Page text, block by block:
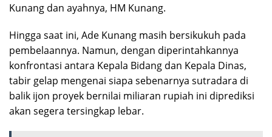
Kunang dan ayahnya, HM Kunang.
Hingga saat ini, Ade Kunang masih bersikukuh pada
pembelaannya. Namun, dengan diperintahkannya
konfrontasi antara Kepala Bidang dan Kepala Dinas,
tabir gelap mengenai siapa sebenarnya sutradara di
balik ijon proyek bernilai miliaran rupiah ini diprediksi
akan segera tersingkap lebar.